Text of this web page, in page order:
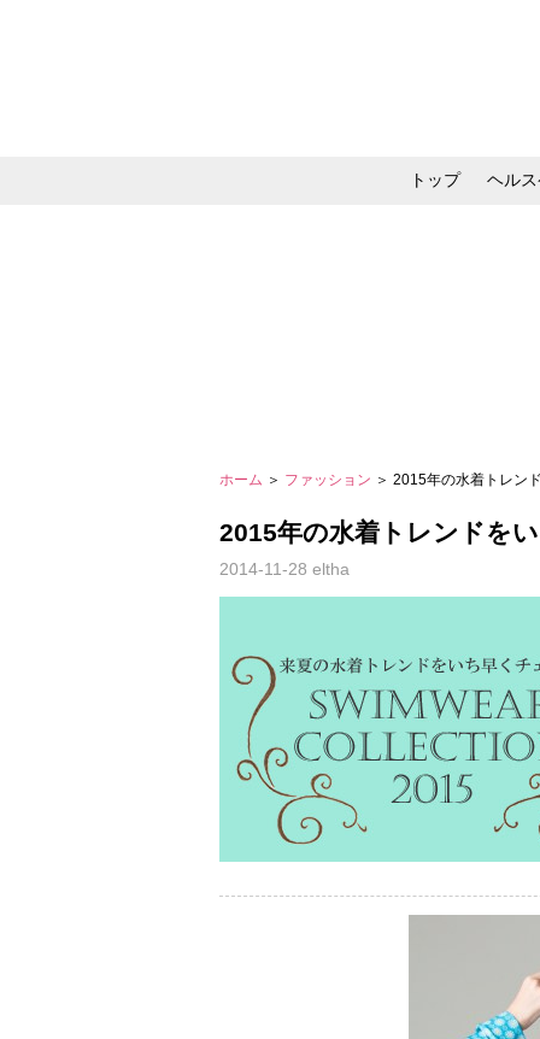
トップ ヘル
ホーム ＞ ファッション ＞ 2015年の水着トレン
2015年の水着トレンドを
2014-11-28 eltha